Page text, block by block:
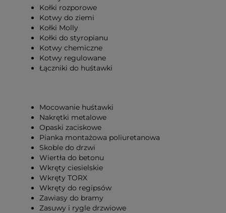
Kołki rozporowe
Kotwy do ziemi
Kołki Molly
Kołki do styropianu
Kotwy chemiczne
Kotwy regulowane
Łączniki do huśtawki
Mocowanie huśtawki
Nakrętki metalowe
Opaski zaciskowe
Pianka montażowa poliuretanowa
Skoble do drzwi
Wiertła do betonu
Wkręty ciesielskie
Wkręty TORX
Wkręty do regipsów
Zawiasy do bramy
Zasuwy i rygle drzwiowe